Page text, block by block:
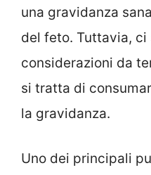
una gravidanza
del feto. Tuttavia, ci
considerazioni da
si tratta di
la gravidanza.
Uno dei principali